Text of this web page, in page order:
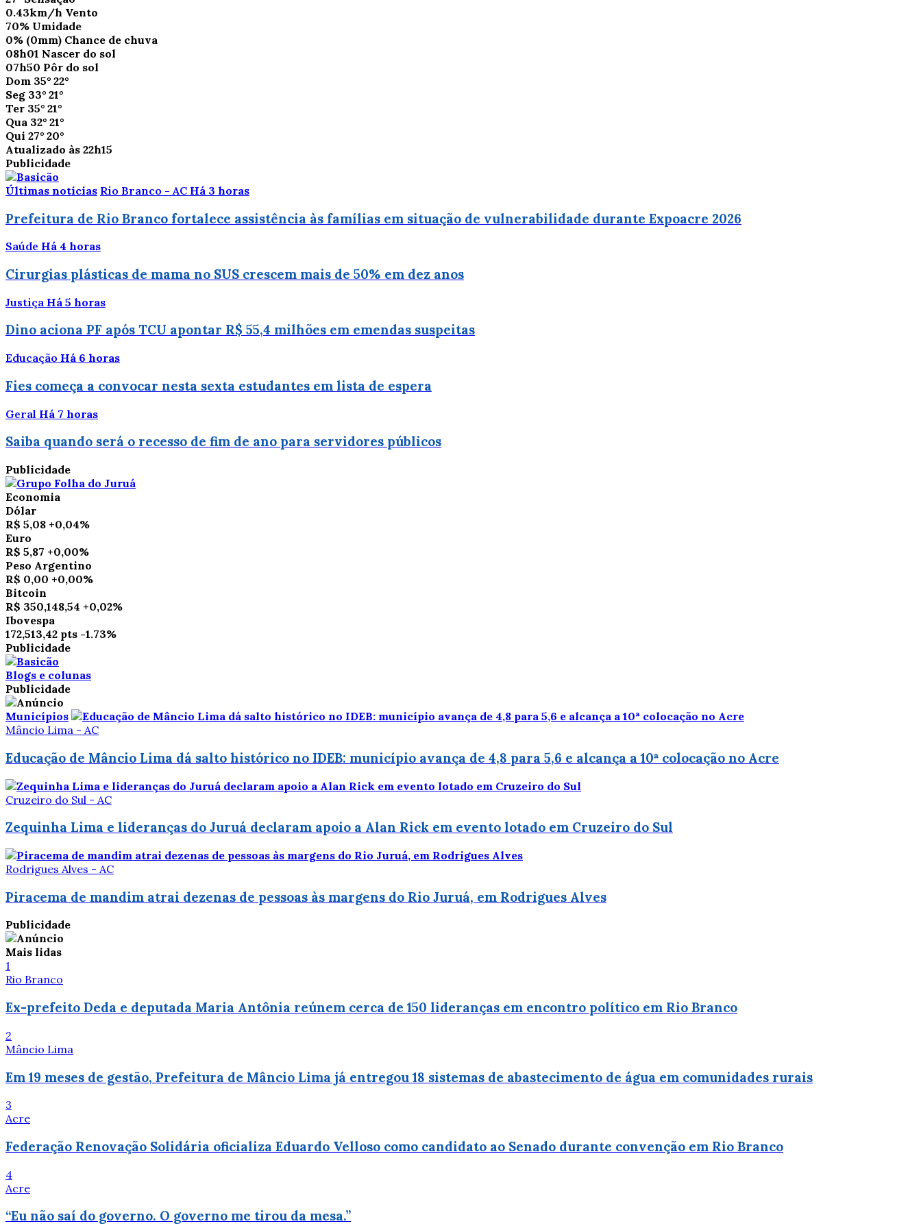
0.43km/h Vento
70% Umidade
0% (0mm) Chance de chuva
08h01 Nascer do sol
07h50 Pôr do sol
Dom 35° 22°
Seg 33° 21°
Ter 35° 21°
Qua 32° 21°
Qui 27° 20°
Atualizado às 22h15
Publicidade
Últimas notícias Rio Branco - AC Há 3 horas
Prefeitura de Rio Branco fortalece assistência às famílias em situação de vulnerabilidade durante Expoacre 2026
Saúde Há 4 horas
Cirurgias plásticas de mama no SUS crescem mais de 50% em dez anos
Justiça Há 5 horas
Dino aciona PF após TCU apontar R$ 55,4 milhões em emendas suspeitas
Educação Há 6 horas
Fies começa a convocar nesta sexta estudantes em lista de espera
Geral Há 7 horas
Saiba quando será o recesso de fim de ano para servidores públicos
Publicidade
Economia
Dólar
R$ 5,08 +0,04%
Euro
R$ 5,87 +0,00%
Peso Argentino
R$ 0,00 +0,00%
Bitcoin
R$ 350,148,54 +0,02%
Ibovespa
172,513,42 pts -1.73%
Publicidade
Blogs e colunas
Publicidade
Municípios
Mâncio Lima - AC
Educação de Mâncio Lima dá salto histórico no IDEB: município avança de 4,8 para 5,6 e alcança a 10ª colocação no Acre
Cruzeiro do Sul - AC
Zequinha Lima e lideranças do Juruá declaram apoio a Alan Rick em evento lotado em Cruzeiro do Sul
Rodrigues Alves - AC
Piracema de mandim atrai dezenas de pessoas às margens do Rio Juruá, em Rodrigues Alves
Publicidade
Mais lidas
1
Rio Branco
Ex-prefeito Deda e deputada Maria Antônia reúnem cerca de 150 lideranças em encontro político em Rio Branco
2
Mâncio Lima
Em 19 meses de gestão, Prefeitura de Mâncio Lima já entregou 18 sistemas de abastecimento de água em comunidades rurais
3
Acre
Federação Renovação Solidária oficializa Eduardo Velloso como candidato ao Senado durante convenção em Rio Branco
4
Acre
“Eu não saí do governo. O governo me tirou da mesa.”